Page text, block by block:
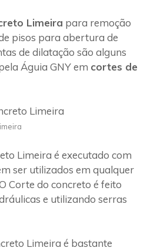
Limeira para remoção
pisos para abertura de
de dilatação são alguns
Águia GNY em cortes de
Limeira é executado com
ser utilizados em qualquer
Corte do concreto é feito
e utilizando serras
Limeira é bastante